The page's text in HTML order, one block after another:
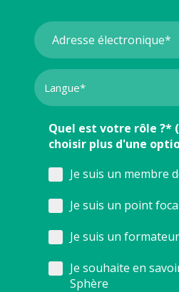
Quel est votre rôle ?*
choisir plus d'une
Je suis un membre
Je suis un point
Je suis un formateur
Je souhaite en
Sphère